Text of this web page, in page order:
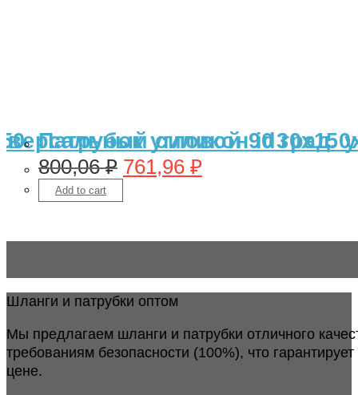
силикон
Патрубок угловой 90 град.
800,06₽ 761,96 ₽
Add to cart
Шланги и патрубки оптом
Мы предлагаем шланги и патрубки отличного
требованиям безопасности (100%), что
цене.